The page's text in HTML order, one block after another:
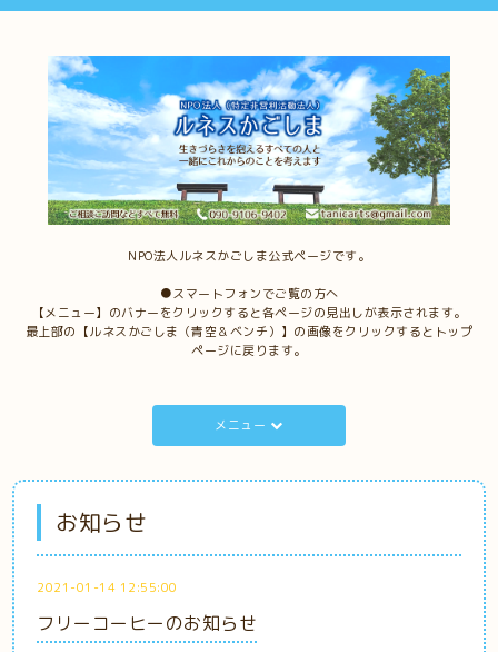
NPO法人ルネスかごしま公式ページです。
●スマートフォンでご覧の方へ
【メニュー】のバナーをクリックすると各ページの見出しが表示されます。
最上部の【ルネスかごしま（青空＆ベンチ）】の画像をクリックするとトップ
ページに戻ります。
メニュー
お知らせ
2021-01-14 12:55:00
フリーコーヒーのお知らせ